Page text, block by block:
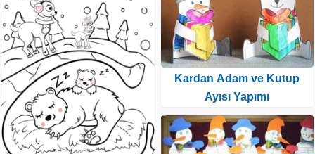
Kardan Adam ve Kutup
Ayısı Yapımı